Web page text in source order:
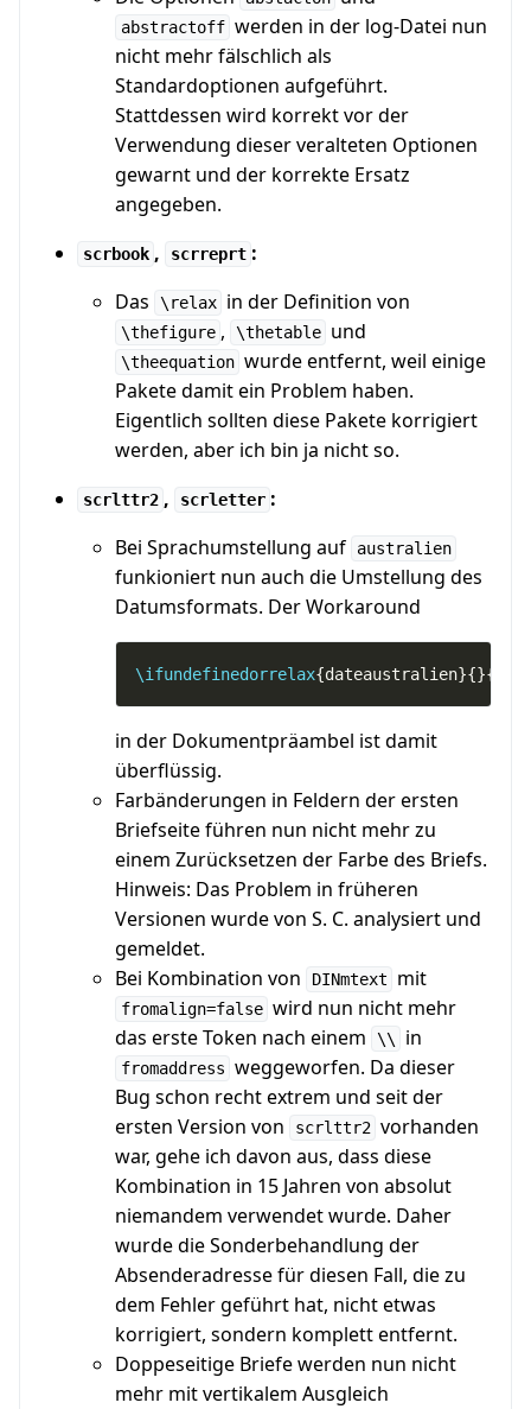
abstractoff werden in der log-Datei nun
nicht mehr fälschlich als
Standardoptionen aufgeführt.
Stattdessen wird korrekt vor der
Verwendung dieser veralteten Optionen
gewarnt und der korrekte Ersatz
angegeben.
scrbook , scrreprt :
Das
\relax in der Definition von
\thefigure , \thetable und
\theequation wurde entfernt, weil einige
Pakete damit ein Problem haben.
Eigentlich sollten diese Pakete korrigiert
werden, aber ich bin ja nicht so.
scrlttr2 , scrletter :
Bei Sprachumstellung auf
australien
funkioniert nun auch die Umstellung des
Datumsformats. Der Workaround
\ifundefinedorrelax{dateaustralien}{}{
in der Dokumentpräambel ist damit
überflüssig.
Farbänderungen in Feldern der ersten
Briefseite führen nun nicht mehr zu
einem Zurücksetzen der Farbe des Briefs.
Hinweis: Das Problem in früheren
Versionen wurde von S. C. analysiert und
gemeldet.
Bei Kombination von
DINmtext mit
fromalign=false wird nun nicht mehr
das erste Token nach einem
\\ in
fromaddress weggeworfen. Da dieser
Bug schon recht extrem und seit der
ersten Version von
scrlttr2 vorhanden
war, gehe ich davon aus, dass diese
Kombination in 15 Jahren von absolut
niemandem verwendet wurde. Daher
wurde die Sonderbehandlung der
Absenderadresse für diesen Fall, die zu
dem Fehler geführt hat, nicht etwas
korrigiert, sondern komplett entfernt.
Doppeseitige Briefe werden nun nicht
mehr mit vertikalem Ausgleich